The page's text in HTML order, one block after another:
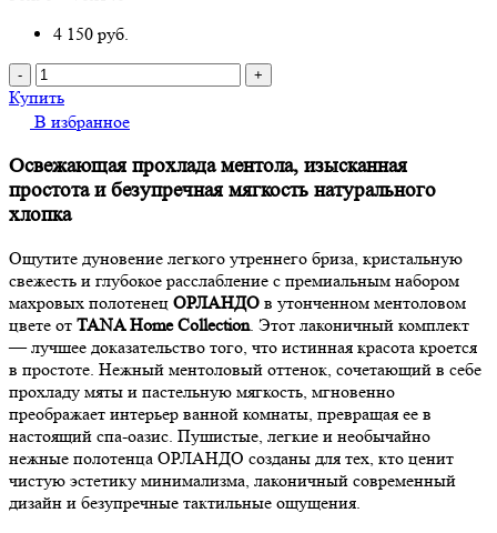
4 150 руб.
- +
Купить
В избранное
Освежающая прохлада ментола, изысканная
простота и безупречная мягкость натурального
хлопка
Ощутите дуновение легкого утреннего бриза, кристальную
свежесть и глубокое расслабление с премиальным набором
махровых полотенец ОРЛАНДО в утонченном ментоловом
цвете от TANA Home Collection. Этот лаконичный комплект
— лучшее доказательство того, что истинная красота кроется
в простоте. Нежный ментоловый оттенок, сочетающий в себе
прохладу мяты и пастельную мягкость, мгновенно
преображает интерьер ванной комнаты, превращая ее в
настоящий спа-оазис. Пушистые, легкие и необычайно
нежные полотенца ОРЛАНДО созданы для тех, кто ценит
чистую эстетику минимализма, лаконичный современный
дизайн и безупречные тактильные ощущения.